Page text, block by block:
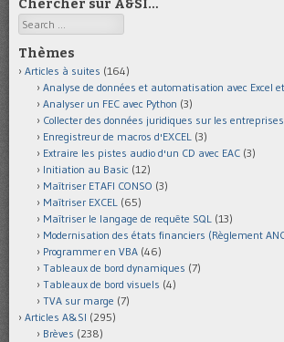
Chercher sur A&SI…
Search
Thèmes
Articles à suites (164)
Analyse de données et automatisation avec Excel
Analyser un FEC avec Python (3)
Collecter des données juridiques sur les entreprises
Enregistreur de macros d'EXCEL (3)
Extraire les pistes audio d'un CD avec EAC (3)
Initiation au Basic (12)
Maîtriser ETAFI CONSO (3)
Maîtriser EXCEL (65)
Maîtriser le langage de requête SQL (13)
Modernisation des états financiers (Règlement
Programmer en VBA (46)
Tableaux de bord dynamiques (7)
Tableaux de bord visuels (4)
TVA sur marge (7)
Articles A&SI (295)
Brèves (238)